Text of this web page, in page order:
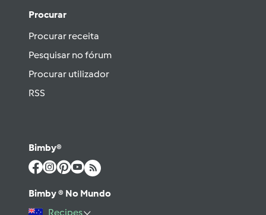
Procurar
Procurar receita
Pesquisar no fórum
Procurar utilizador
RSS
Bimby®
Bimby ® No Mundo
Recipes